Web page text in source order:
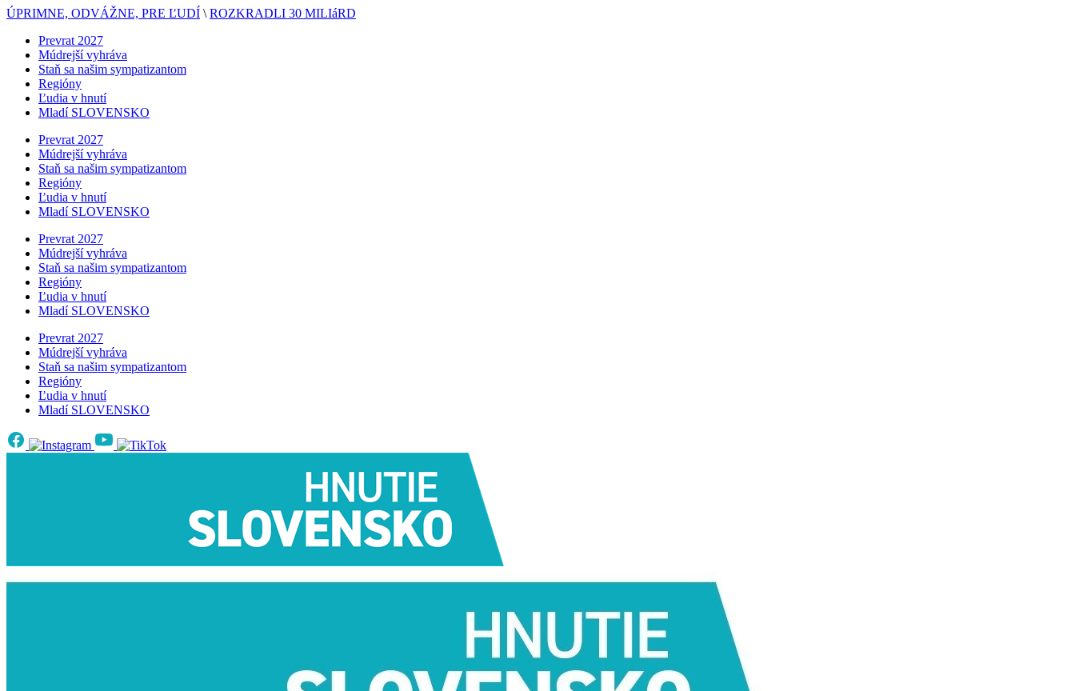
ÚPRIMNE, ODVÁŽNE, PRE ĽUDÍ \ ROZKRADLI 30 MILIáRD
Prevrat 2027
Múdrejší vyhráva
Staň sa našim sympatizantom
Regióny
Ľudia v hnutí
Mladí SLOVENSKO
Prevrat 2027
Múdrejší vyhráva
Staň sa našim sympatizantom
Regióny
Ľudia v hnutí
Mladí SLOVENSKO
Prevrat 2027
Múdrejší vyhráva
Staň sa našim sympatizantom
Regióny
Ľudia v hnutí
Mladí SLOVENSKO
Prevrat 2027
Múdrejší vyhráva
Staň sa našim sympatizantom
Regióny
Ľudia v hnutí
Mladí SLOVENSKO